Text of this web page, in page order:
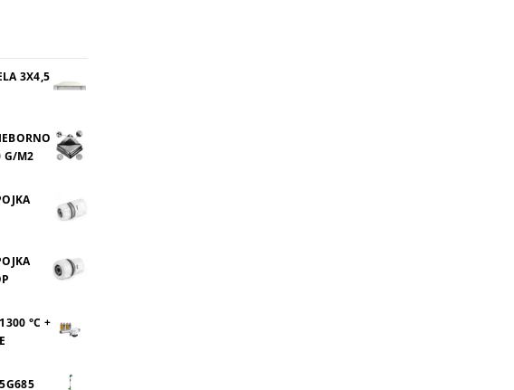
3X4,5
G/M2
°C +